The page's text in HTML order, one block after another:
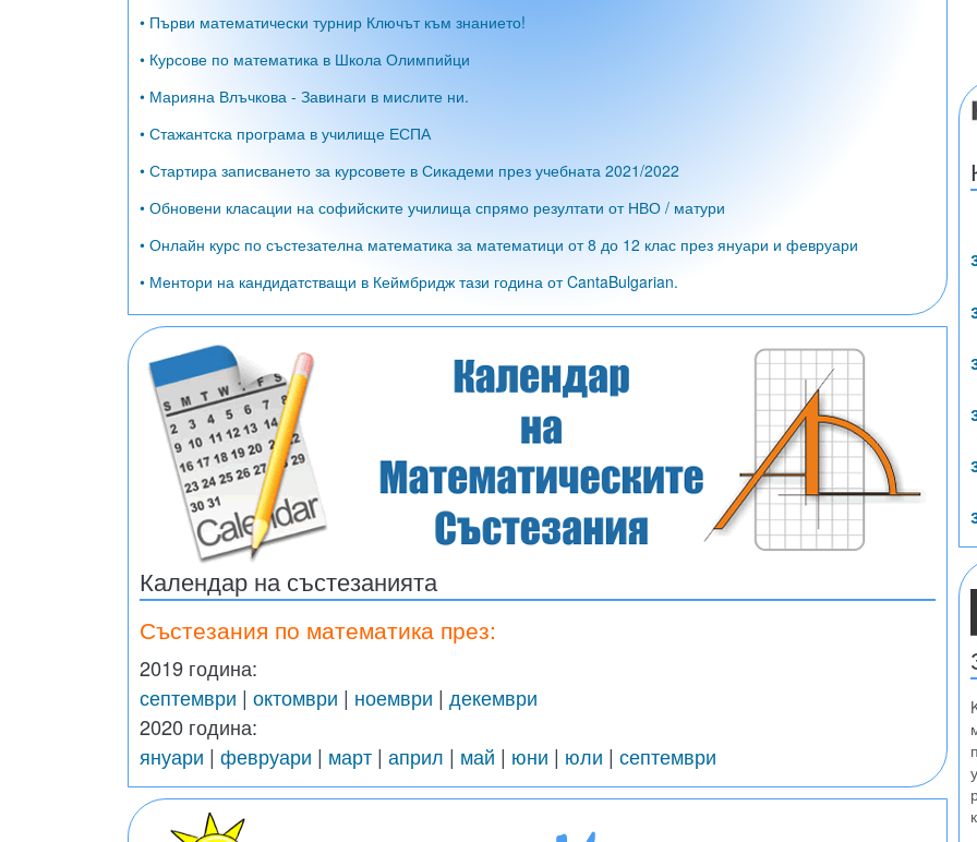
• Първи математически турнир Ключът към знанието!
• Курсове по математика в Школа Олимпийци
• Марияна Влъчкова - Завинаги в мислите ни.
• Стажантска програма в училище ЕСПА
• Стартира записването за курсовете в Сикадеми през учебната 2021/2022
• Обновени класации на софийските училища спрямо резултати от НВО / матури
• Онлайн курс по състезателна математика за математици от 8 до 12 клас през януари и февруари
• Ментори на кандидатстващи в Кеймбридж тази година от CantaBulgarian.
Календар на състезанията
Състезания по математика през:
2019 година:
септември | октомври | ноември | декември
2020 година:
януари | февруари | март | април | май | юни | юли | септември